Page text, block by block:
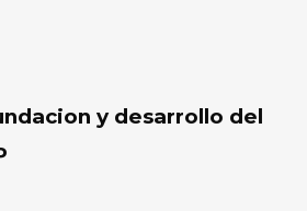
y desarrollo del